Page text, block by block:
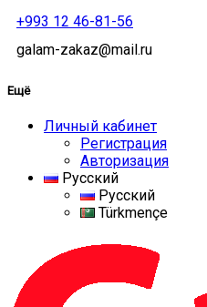
+993 12 46-81-56
galam-zakaz@mail.ru
Ещё
Личный кабинет
Регистрация
Авторизация
Русский
Русский
Türkmençe